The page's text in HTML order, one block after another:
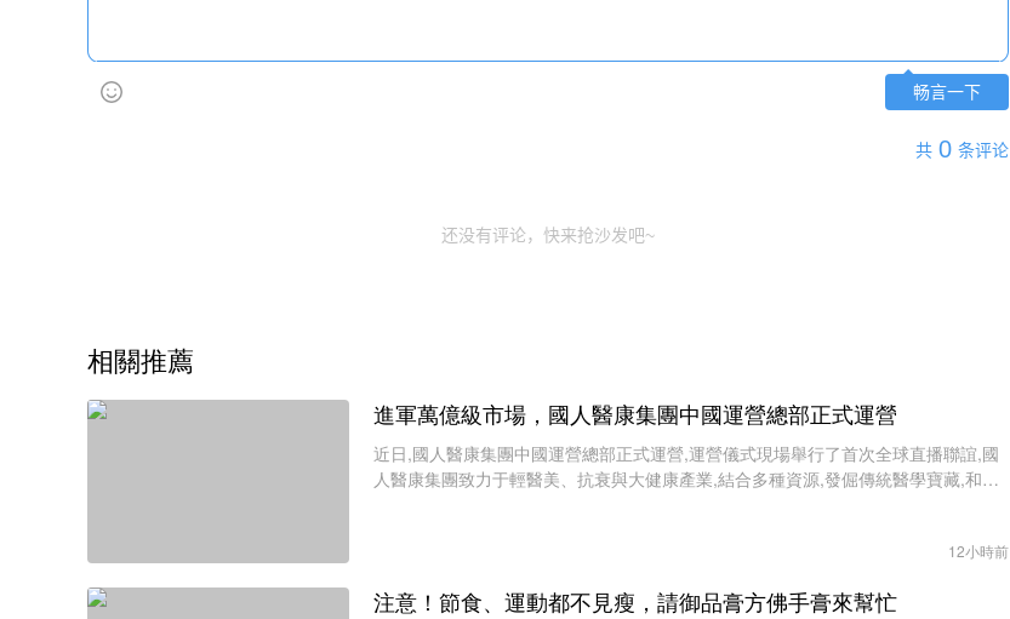
畅言一下
共 0 条评论
还没有评论，快来抢沙发吧~
相關推薦
進軍萬億級市場，國人醫康集團中國運營總部正式運營
近日,國人醫康集團中國運營總部正式運營,運營儀式現場舉行了首次全球直播聯誼,國
人醫康集團致力于輕醫美、抗衰與大健康產業,結合多種資源,發倔傳統醫學寶藏,和醫
12小時前
注意！節食、運動都不見瘦，請御品膏方佛手膏來幫忙